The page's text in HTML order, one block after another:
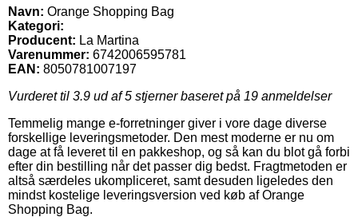
Navn: Orange Shopping Bag
Kategori:
Producent: La Martina
Varenummer: 6742006595781
EAN: 8050781007197
Vurderet til 3.9 ud af 5 stjerner baseret på 19 anmeldelser
Temmelig mange e-forretninger giver i vore dage diverse
forskellige leveringsmetoder. Den mest moderne er nu om
dage at få leveret til en pakkeshop, og så kan du blot gå forbi
efter din bestilling når det passer dig bedst. Fragtmetoden er
altså særdeles ukompliceret, samt desuden ligeledes den
mindst kostelige leveringsversion ved køb af Orange
Shopping Bag.